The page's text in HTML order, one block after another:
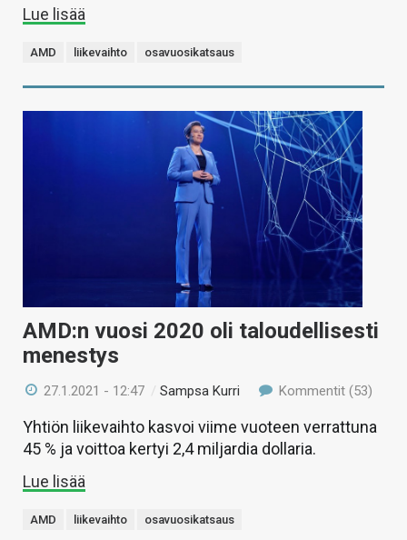
Lue lisää
AMD liikevaihto osavuosikatsaus
AMD:n vuosi 2020 oli taloudellisesti
menestys
27.1.2021 - 12:47 /Sampsa Kurri Kommentit (53)
Yhtiön liikevaihto kasvoi viime vuoteen verrattuna
45 % ja voittoa kertyi 2,4 miljardia dollaria.
Lue lisää
AMD liikevaihto osavuosikatsaus